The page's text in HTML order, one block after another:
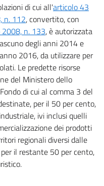
di cui all'articolo 43
n. 112, convertito, con
n. 133, è autorizzata
degli anni 2014 e
2016, da utilizzare per
Le predette risorse
del Ministero dello
di cui al comma 3 del
per il 50 per cento,
ivi inclusi quelli
dei prodotti
regionali diversi dalle
il restante 50 per cento,